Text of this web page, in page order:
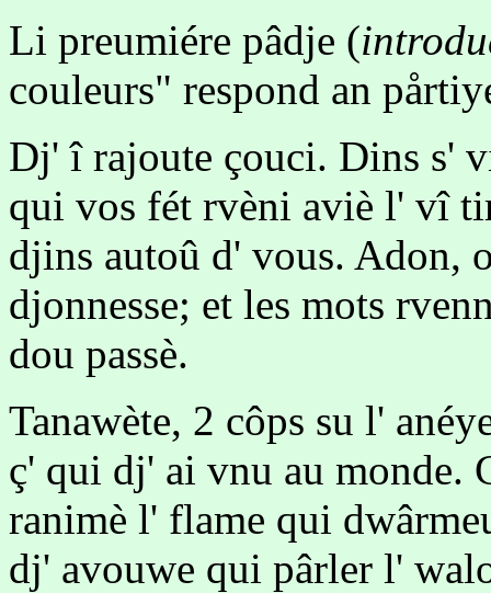
Li preumiére pâdje (
couleurs" respond an
Dj' î rajoute çouci. Dins s'
qui vos fét rvèni aviè l' vî
djins autoû d' vous. Adon,
djonnesse; et les mots
dou passè.
Tanawète, 2 côps su l'
ç' qui dj' ai vnu au monde.
ranimè l' flame qui
dj' avouwe qui pârler l'